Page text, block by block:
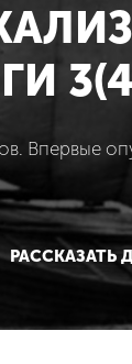
Впервые
РАССКАЗАТЬ